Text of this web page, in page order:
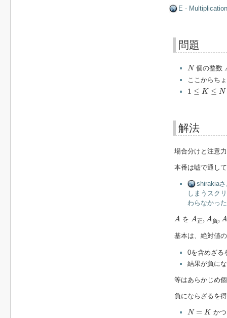
E -
問題
N
N 個の整数
ここからち
1 ≤ K ≤ N
≤N ×
解法
場合分けと注意
本番は嘘で通し
shirakia
しまうスク
わらなかっ
A
A を A正, A負, A
A正 A負 A
基本は、絶対値
0を含めざる
結果が負に
等はあらかじめ
負にならざるを
N = K
N= か